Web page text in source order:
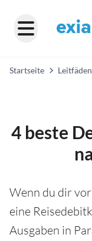
Startseite Leitfäden
4 beste
Wenn du dir
eine
Ausgaben in